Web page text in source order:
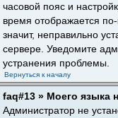
часовой пояс и
время отображается
значит, неправильно
сервере. Уведомите
устранения проблемы.
Вернуться к началу
faq#13 » Моего языка
Администратор не